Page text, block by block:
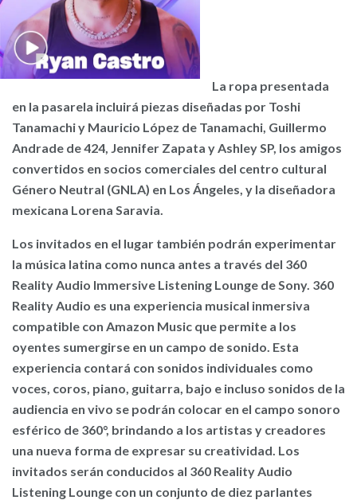
La ropa presentada
en la pasarela incluirá piezas diseñadas por Toshi
Tanamachi y Mauricio López de Tanamachi, Guillermo
Andrade de 424, Jennifer Zapata y Ashley SP, los amigos
convertidos en socios comerciales del centro cultural
Género Neutral (GNLA) en Los Ángeles, y la diseñadora
mexicana Lorena Saravia.
Los invitados en el lugar también podrán experimentar
la música latina como nunca antes a través del 360
Reality Audio Immersive Listening Lounge de Sony. 360
Reality Audio es una experiencia musical inmersiva
compatible con Amazon Music que permite a los
oyentes sumergirse en un campo de sonido. Esta
experiencia contará con sonidos individuales como
voces, coros, piano, guitarra, bajo e incluso sonidos de la
audiencia en vivo se podrán colocar en el campo sonoro
esférico de 360°, brindando a los artistas y creadores
una nueva forma de expresar su creatividad. Los
invitados serán conducidos al 360 Reality Audio
Listening Lounge con un conjunto de diez parlantes